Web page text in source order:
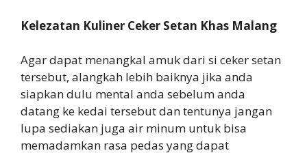
Kelezatan Kuliner Ceker Setan Khas Malang
Agar dapat menangkal amuk dari si ceker setan
tersebut, alangkah lebih baiknya jika anda
siapkan dulu mental anda sebelum anda
datang ke kedai tersebut dan tentunya jangan
lupa sediakan juga air minum untuk bisa
memadamkan rasa pedas yang dapat